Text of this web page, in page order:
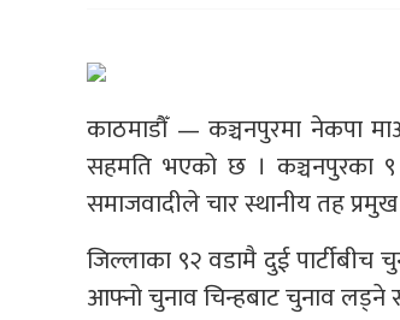
काठमाडौँ — कञ्चनपुरमा नेकपा
सहमति भएको छ । कञ्चनपुरका
समाजवादीले चार स्थानीय तह
जिल्लाका ९२ वडामै दुई
आफ्नो चुनाव चिन्हबाट चुनाव